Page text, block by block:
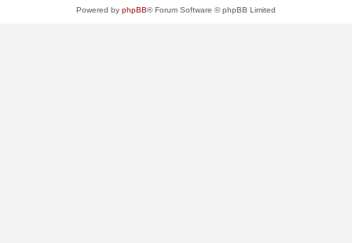
Powered by phpBB® Forum Software © phpBB Limited